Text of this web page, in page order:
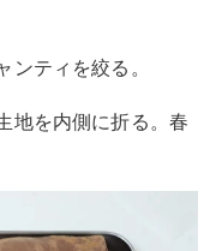
ティを絞る。
を内側に折る。春